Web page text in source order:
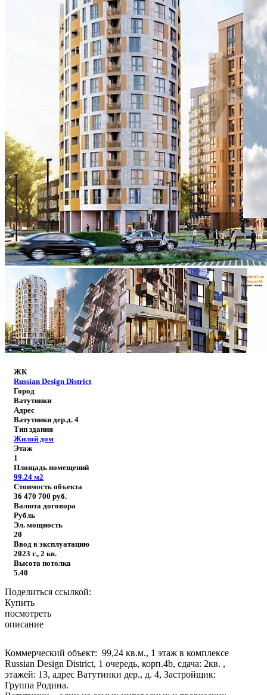
ЖК
Russian Design District
Город
Ватутинки
Адрес
Ватутинки дер.д. 4
Тип здания
Жилой дом
Этаж
1
Площадь помещений
99.24 м2
Стоимость объекта
36 470 700 руб.
Валюта договора
Рубль
Эл. мощность
20
Ввод в эксплуатацию
2023 г., 2 кв.
Высота потолка
5.40
Поделиться ссылкой:
Купить
посмотреть
описание
Коммерческий объект: 99,24 кв.м., 1 этаж в комплексе
Russian Design District, 1 очередь, корп.4b, сдача: 2кв. ,
этажей: 13, адрес Ватутинки дер., д. 4, Застройщик:
Группа Родина.